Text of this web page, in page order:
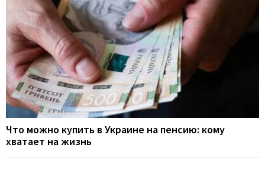
Что можно купить в Украине на пенсию: кому
хватает на жизнь